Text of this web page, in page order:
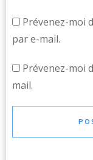
Prévenez-moi
par e-mail.
Prévenez-moi
mail.